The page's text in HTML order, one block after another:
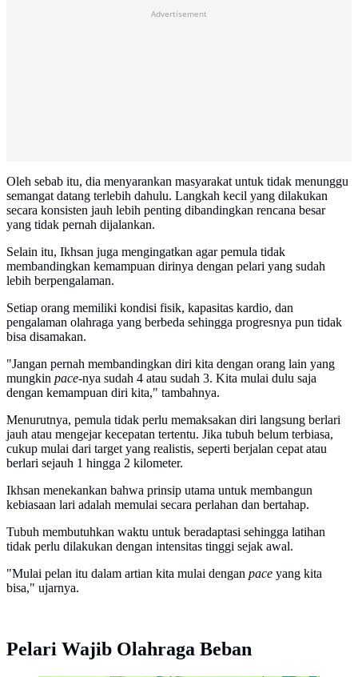
Advertisement
Oleh sebab itu, dia menyarankan masyarakat untuk tidak menunggu
semangat datang terlebih dahulu. Langkah kecil yang dilakukan
secara konsisten jauh lebih penting dibandingkan rencana besar
yang tidak pernah dijalankan.
Selain itu, Ikhsan juga mengingatkan agar pemula tidak
membandingkan kemampuan dirinya dengan pelari yang sudah
lebih berpengalaman.
Setiap orang memiliki kondisi fisik, kapasitas kardio, dan
pengalaman olahraga yang berbeda sehingga progresnya pun tidak
bisa disamakan.
"Jangan pernah membandingkan diri kita dengan orang lain yang
mungkin pace-nya sudah 4 atau sudah 3. Kita mulai dulu saja
dengan kemampuan diri kita," tambahnya.
Menurutnya, pemula tidak perlu memaksakan diri langsung berlari
jauh atau mengejar kecepatan tertentu. Jika tubuh belum terbiasa,
cukup mulai dari target yang realistis, seperti berjalan cepat atau
berlari sejauh 1 hingga 2 kilometer.
Ikhsan menekankan bahwa prinsip utama untuk membangun
kebiasaan lari adalah memulai secara perlahan dan bertahap.
Tubuh membutuhkan waktu untuk beradaptasi sehingga latihan
tidak perlu dilakukan dengan intensitas tinggi sejak awal.
"Mulai pelan itu dalam artian kita mulai dengan pace yang kita
bisa," ujarnya.
Pelari Wajib Olahraga Beban